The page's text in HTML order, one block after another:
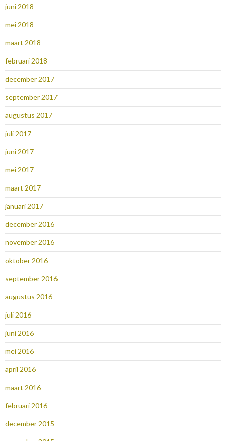
juni 2018
mei 2018
maart 2018
februari 2018
december 2017
september 2017
augustus 2017
juli 2017
juni 2017
mei 2017
maart 2017
januari 2017
december 2016
november 2016
oktober 2016
september 2016
augustus 2016
juli 2016
juni 2016
mei 2016
april 2016
maart 2016
februari 2016
december 2015